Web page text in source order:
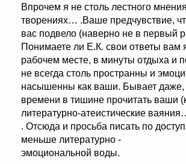
Впрочем я не столь лестного
творениях… .Ваше предчувствие,
вас подвело (наверно не в первый
Понимаете ли Е.К. свои ответы вам
рабочем месте, в минуты отдыха и
не всегда столь пространны и
насышенны как ваши. Бывает даже,
времени в тишине прочитать ваши
литературно-атеистические
. Отсюда и просьба писать по
меньше литературно -
эмоциональной воды.